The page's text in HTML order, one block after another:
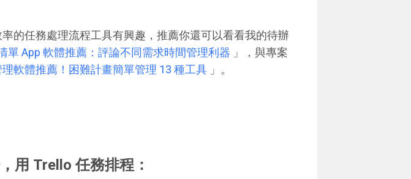
率的任務處理流程工具有興趣，推薦你還可以看看我的待辦
單 App 軟體推薦：評論不同需求時間管理利器 」，與專案
軟體推薦！困難計畫簡單管理 13 種工具 」。
用 Trello 任務排程：